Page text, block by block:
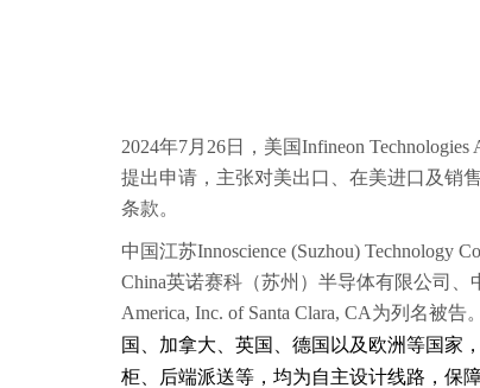
2024年7月26日，美国Infineon
提出申请，主张对美出口、在美进口及销售
条款。
中国江苏Innoscience (Suzhou) Technology
China英诺赛科（苏州）半导体有限公司、
America, Inc. of Santa Clara, CA为列名被告。
国、加拿大、英国、德国以及欧洲等国家
柜、后端派送等，均为自主设计线路，保